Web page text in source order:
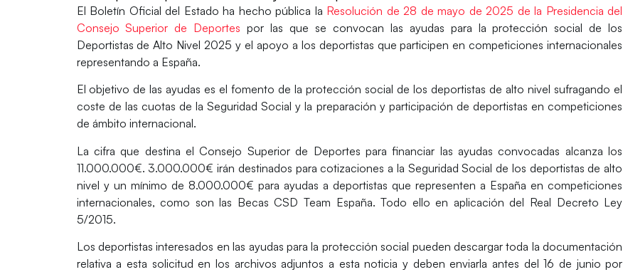
El Boletín Oficial del Estado ha hecho pública la Resolución de 28 de mayo de 2025 de la Presidencia del
Consejo Superior de Deportes por las que se convocan las ayudas para la protección social de los
Deportistas de Alto Nivel 2025 y el apoyo a los deportistas que participen en competiciones internacionales
representando a España.
El objetivo de las ayudas es el fomento de la protección social de los deportistas de alto nivel sufragando el
coste de las cuotas de la Seguridad Social y la preparación y participación de deportistas en competiciones
de ámbito internacional.
La cifra que destina el Consejo Superior de Deportes para financiar las ayudas convocadas alcanza los
11.000.000€. 3.000.000€ irán destinados para cotizaciones a la Seguridad Social de los deportistas de alto
nivel y un mínimo de 8.000.000€ para ayudas a deportistas que representen a España en competiciones
internacionales, como son las Becas CSD Team España. Todo ello en aplicación del Real Decreto Ley
5/2015.
Los deportistas interesados en las ayudas para la protección social pueden descargar toda la documentación
relativa a esta solicitud en los archivos adjuntos a esta noticia y deben enviarla antes del 16 de junio por